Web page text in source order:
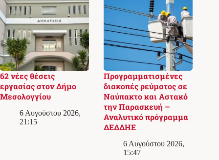
62 νέες θέσεις
εργασίας στον Δήμο
Μεσολογγίου
6 Αυγούστου 2026,
21:15
Προγραμματισμένες
διακοπές ρεύματος σε
Ναύπακτο και Αστακό
την Παρασκευή –
Αναλυτικό πρόγραμμα
ΔΕΔΔΗΕ
6 Αυγούστου 2026,
15:47